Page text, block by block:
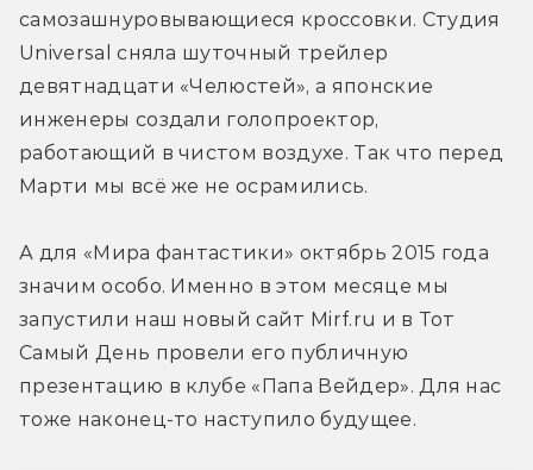
самозашнуровывающиеся кроссовки. Студия
Universal сняла шуточный трейлер
девятнадцати «Челюстей», а японские
инженеры создали голопроектор,
работающий в чистом воздухе. Так что перед
Марти мы всё же не осрамились.
А для «Мира фантастики» октябрь 2015 года
значим особо. Именно в этом месяце мы
запустили наш новый сайт Mirf.ru и в Тот
Самый День провели его публичную
презентацию в клубе «Папа Вейдер». Для нас
тоже наконец-то наступило будущее.